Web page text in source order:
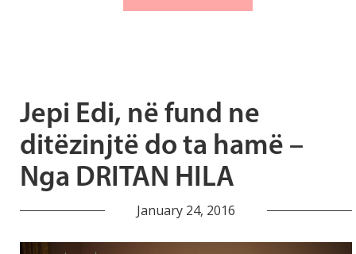
Jepi Edi, në fund ne
ditëzinjtë do ta hamë –
Nga DRITAN HILA
January 24, 2016